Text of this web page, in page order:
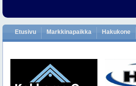
Etusivu Markkinapaikka Hakukone